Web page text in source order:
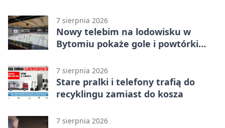
7 sierpnia 2026
Nowy telebim na lodowisku w
Bytomiu pokaże gole i powtórki
7 sierpnia 2026
Stare pralki i telefony trafią do
recyklingu zamiast do kosza
7 sierpnia 2026